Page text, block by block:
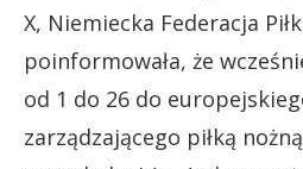
X, Niemiecka Federacja
poinformowała, że
od 1 do 26 do
zarządzającego piłką